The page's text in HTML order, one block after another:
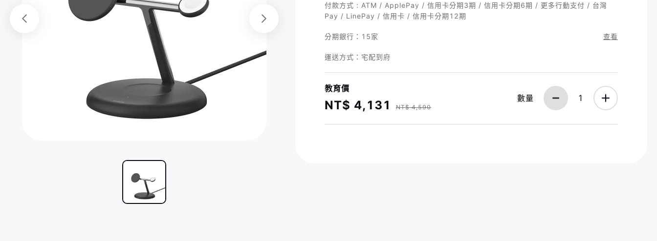
付款方式 : ATM / ApplePay / 信用卡分期3期 / 信用卡分期6期 / 更多行動支付 / 台灣
Pay / LinePay / 信用卡 / 信用卡分期12期
分期銀行： 15家 查看
運送方式：宅配到府
教育價
NT$ 4,131 NT$ 4,590
數量 1